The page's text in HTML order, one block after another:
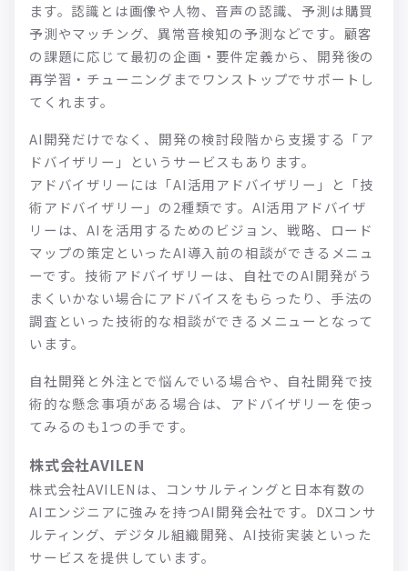
ます。認識とは画像や人物、音声の認識、予測は購買
予測やマッチング、異常音検知の予測などです。顧客
の課題に応じて最初の企画・要件定義から、開発後の
再学習・チューニングまでワンストップでサポートし
てくれます。
AI開発だけでなく、開発の検討段階から支援する「ア
ドバイザリー」というサービスもあります。
アドバイザリーには「AI活用アドバイザリー」と「技
術アドバイザリー」の2種類です。AI活用アドバイザ
リーは、AIを活用するためのビジョン、戦略、ロード
マップの策定といったAI導入前の相談ができるメニュ
ーです。技術アドバイザリーは、自社でのAI開発がう
まくいかない場合にアドバイスをもらったり、手法の
調査といった技術的な相談ができるメニューとなって
います。
自社開発と外注とで悩んでいる場合や、自社開発で技
術的な懸念事項がある場合は、アドバイザリーを使っ
てみるのも1つの手です。
株式会社AVILEN
株式会社AVILENは、コンサルティングと日本有数の
AIエンジニアに強みを持つAI開発会社です。DXコンサ
ルティング、デジタル組織開発、AI技術実装といった
サービスを提供しています。